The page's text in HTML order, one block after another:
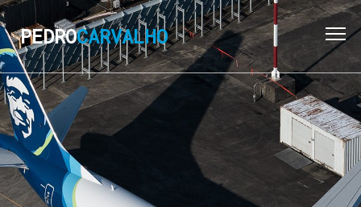
PEDROCARVALHO